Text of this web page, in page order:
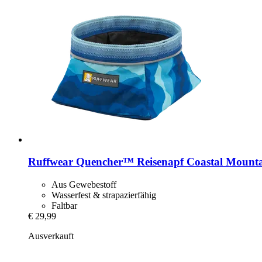
Ruffwear Quencher™ Reisenapf Coastal
Aus Gewebestoff
Wasserfest & strapazierfähig
Faltbar
€ 29,99
Ausverkauft